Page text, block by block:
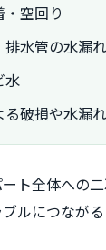
空回り
水管の水漏れ
水
破損や水漏れ
ト全体への
ルにつなが